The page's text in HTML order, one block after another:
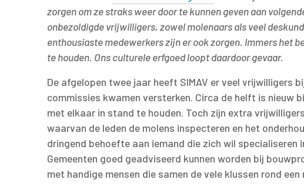
zorgen om ze straks weer door te kunnen geven aan
onbezoldigde vrijwilligers, zowel molenaars als veel
enthousiaste medewerkers zijn er ook zorgen. Immers het
te houden. Ons culturele erfgoed loopt daardoor gevaar.
De afgelopen twee jaar heeft SIMAV er veel vrijwilligers
commissies kwamen versterken. Circa de helft is nieuw
met elkaar in stand te houden. Toch zijn extra
waarvan de leden de molens inspecteren en het
dringend behoefte aan iemand die zich wil
Gemeenten goed geadviseerd kunnen worden bij
met handige mensen die samen de vele klussen rond